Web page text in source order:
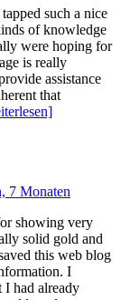
such a nice
of knowledge
were hoping for
is really
assistance
that
7 Monaten
showing very
solid gold and
this web blog
I
had already